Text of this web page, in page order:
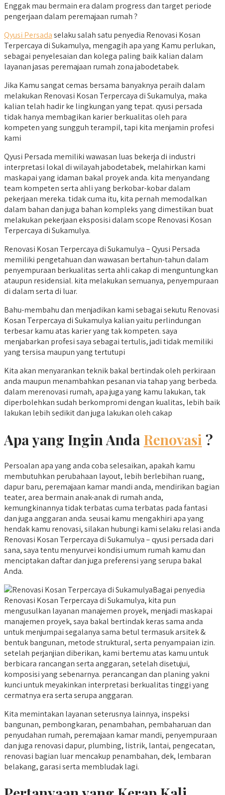
Enggak mau bermain era dalam progress dan target periode
pengerjaan dalam peremajaan rumah ?
Qyusi Persadaselaku salah satu penyedia Renovasi Kosan
Terpercaya di Sukamulya, mengagih apa yang Kamu perlukan,
sebagai penyelesaian dan kolega paling baik kalian dalam
layanan jasas peremajaan rumah zona jabodetabek.
Jika Kamu sangat cemas bersama banyaknya peraih dalam
melakukan Renovasi Kosan Terpercaya di Sukamulya, maka
kalian telah hadir ke lingkungan yang tepat. qyusi persada
tidak hanya membagikan karier berkualitas oleh para
kompeten yang sungguh terampil, tapi kita menjamin profesi
kami
Qyusi Persada memiliki wawasan luas bekerja di industri
interpretasi lokal di wilayah jabodetabek, melahirkan kami
maskapai yang idaman bakal proyek anda. kita menyandang
team kompeten serta ahli yang berkobar-kobar dalam
pekerjaan mereka. tidak cuma itu, kita pernah memodalkan
dalam bahan dan juga bahan kompleks yang dimestikan buat
melakukan pekerjaan eksposisi dalam scope Renovasi Kosan
Terpercaya di Sukamulya.
Renovasi Kosan Terpercaya di Sukamulya – Qyusi Persada
memiliki pengetahuan dan wawasan bertahun-tahun dalam
penyempuraan berkualitas serta ahli cakap di menguntungkan
ataupun residensial. kita melakukan semuanya, penyempuraan
di dalam serta di luar.
Bahu-membahu dan menjadikan kami sebagai sekutu Renovasi
Kosan Terpercaya di Sukamulya kalian yaitu perlindungan
terbesar kamu atas karier yang tak kompeten. saya
menjabarkan profesi saya sebagai tertulis, jadi tidak memiliki
yang tersisa maupun yang tertutupi
Kita akan menyarankan teknik bakal bertindak oleh perkiraan
anda maupun menambahkan pesanan via tahap yang berbeda.
dalam merenovasi rumah, apa juga yang kamu lakukan, tak
diperbolehkan sudah berkompromi dengan kualitas, lebih baik
lakukan lebih sedikit dan juga lakukan oleh cakap
Apa yang Ingin Anda Renovasi ?
Persoalan apa yang anda coba selesaikan, apakah kamu
membutuhkan perubahaan layout, lebih berlebihan ruang,
dapur baru, peremajaan kamar mandi anda, mendirikan bagian
teater, area bermain anak-anak di rumah anda,
kemungkinannya tidak terbatas cuma terbatas pada fantasi
dan juga anggaran anda. seusai kamu mengakhiri apa yang
hendak kamu renovasi, silakan hubungi kami selaku relasi anda
Renovasi Kosan Terpercaya di Sukamulya – qyusi persada dari
sana, saya tentu menyurvei kondisi umum rumah kamu dan
menciptakan daftar dan juga preferensi yang serupa bakal
Anda.
Bagai penyedia
Renovasi Kosan Terpercaya di Sukamulya, kita pun
mengusulkan layanan manajemen proyek, menjadi maskapai
manajemen proyek, saya bakal bertindak keras sama anda
untuk menjumpai segalanya sama betul termasuk arsitek &
bentuk bangunan, metode struktural, serta penyampaian izin.
setelah perjanjian diberikan, kami bertemu atas kamu untuk
berbicara rancangan serta anggaran, setelah disetujui,
komposisi yang sebenarnya. perancangan dan planing yakni
kunci untuk meyakinkan interpretasi berkualitas tinggi yang
cermatnya era serta serupa anggaran.
Kita memintakan layanan seterusnya lainnya, inspeksi
bangunan, pembongkaran, penambahan, pembaharuan dan
penyudahan rumah, peremajaan kamar mandi, penyempuraan
dan juga renovasi dapur, plumbing, listrik, lantai, pengecatan,
renovasi bagian luar mencakup penambahan, dek, lembaran
belakang, garasi serta membludak lagi.